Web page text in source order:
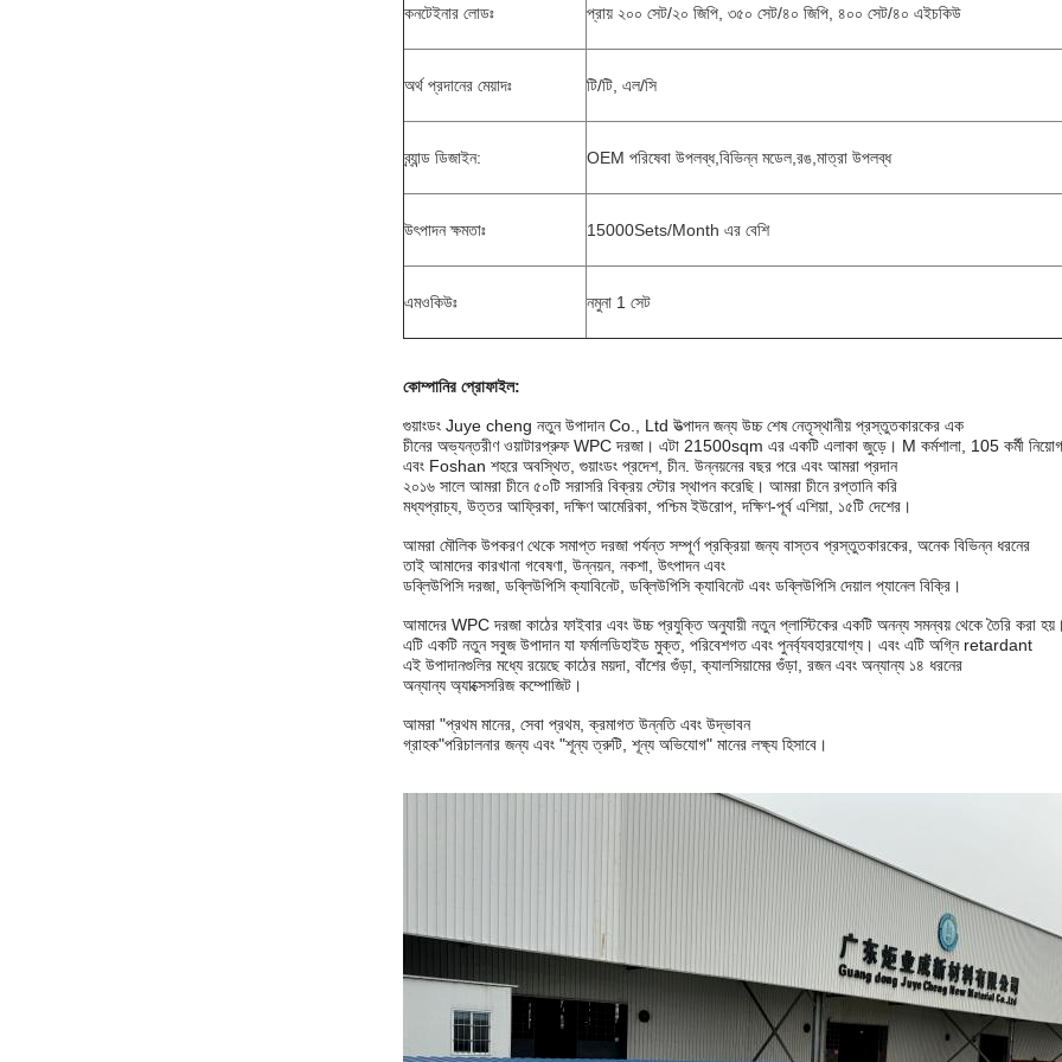
কনটেইনার লোডঃ প্রায় ২০০ সেট/২০ জিপি, ৩৫০ সেট/৪০ জিপি, ৪০০ সেট/৪০ এইচকিউ
অর্থ প্রদানের মেয়াদঃ টি/টি, এল/সি
ব্র্যান্ড ডিজাইন: OEM পরিষেবা উপলব্ধ,বিভিন্ন মডেল,রঙ,মাত্রা উপলব্ধ
উৎপাদন ক্ষমতাঃ 15000Sets/Month এর বেশি
এমওকিউঃ নমুনা 1 সেট
কোম্পানির প্রোফাইল:
গুয়াংডং Juye cheng নতুন উপাদান Co., Ltd উত্পাদন জন্য উচ্চ শেষ নেতৃস্থানীয় প্রস্তুতকারকের এক
চীনের অভ্যন্তরীণ ওয়াটারপ্রুফ WPC দরজা। এটা 21500sqm এর একটি এলাকা জুড়ে। M কর্মশালা, 105 কর্মী
এবং Foshan শহরে অবস্থিত, গুয়াংডং প্রদেশ, চীন. উন্নয়নের বছর পরে এবং আমরা প্রদান
২০১৬ সালে আমরা চীনে ৫০টি সরাসরি বিক্রয় স্টোর স্থাপন করেছি। আমরা চীনে রপ্তানি করি
মধ্যপ্রাচ্য, উত্তর আফ্রিকা, দক্ষিণ আমেরিকা, পশ্চিম ইউরোপ, দক্ষিণ-পূর্ব এশিয়া, ১৫টি দেশের।
আমরা মৌলিক উপকরণ থেকে সমাপ্ত দরজা পর্যন্ত সম্পূর্ণ প্রক্রিয়া জন্য বাস্তব প্রস্তুতকারকের, অনেক বিভিন্ন ধরনের
তাই আমাদের কারখানা গবেষণা, উন্নয়ন, নকশা, উৎপাদন এবং
ডব্লিউপিসি দরজা, ডব্লিউপিসি ক্যাবিনেট, ডব্লিউপিসি ক্যাবিনেট এবং ডব্লিউপিসি দেয়াল প্যানেল বিক্রি।
আমাদের WPC দরজা কাঠের ফাইবার এবং উচ্চ প্রযুক্তি অনুযায়ী নতুন প্লাস্টিকের একটি অনন্য সমন্বয় থেকে তৈরি করা
এটি একটি নতুন সবুজ উপাদান যা ফর্মালডিহাইড মুক্ত, পরিবেশগত এবং পুনর্ব্যবহারযোগ্য। এবং এটি অগ্নি retardant
এই উপাদানগুলির মধ্যে রয়েছে কাঠের ময়দা, বাঁশের গুঁড়া, ক্যালসিয়ামের গুঁড়া, রজন এবং অন্যান্য ১৪ ধরনের
অন্যান্য অ্যাক্সেসরিজ কম্পোজিট।
আমরা "প্রথম মানের, সেবা প্রথম, ক্রমাগত উন্নতি এবং উদ্ভাবন
গ্রাহক"পরিচালনার জন্য এবং "শূন্য ত্রুটি, শূন্য অভিযোগ" মানের লক্ষ্য হিসাবে।